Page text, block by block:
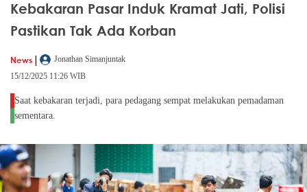
Kebakaran Pasar Induk Kramat Jati, Polisi
Pastikan Tak Ada Korban
News |
Jonathan Simanjuntak
15/12/2025 11:26 WIB
Saat kebakaran terjadi, para pedagang sempat melakukan pemadaman
sementara.